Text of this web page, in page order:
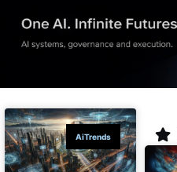
AiTrends